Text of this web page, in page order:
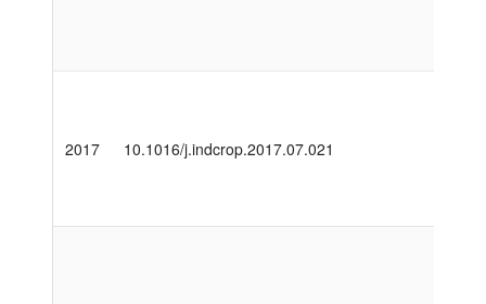
2017 10.1016/j.indcrop.2017.07.021